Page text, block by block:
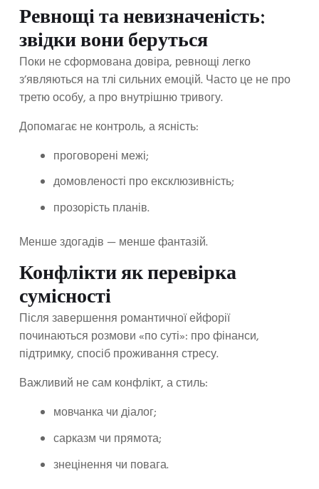
Ревнощі та невизначеність:
звідки вони беруться
Поки не сформована довіра, ревнощі легко
з’являються на тлі сильних емоцій. Часто це не про
третю особу, а про внутрішню тривогу.
Допомагає не контроль, а ясність:
проговорені межі;
домовленості про ексклюзивність;
прозорість планів.
Менше здогадів — менше фантазій.
Конфлікти як перевірка
сумісності
Після завершення романтичної ейфорії
починаються розмови «по суті»: про фінанси,
підтримку, спосіб проживання стресу.
Важливий не сам конфлікт, а стиль:
мовчанка чи діалог;
сарказм чи прямота;
знецінення чи повага.